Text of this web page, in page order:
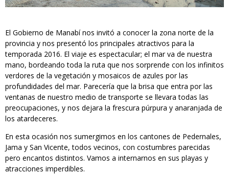
El Gobierno de Manabí nos invitó a conocer la zona norte de la
provincia y nos presentó los principales atractivos para la
temporada 2016. El viaje es espectacular; el mar va de nuestra
mano, bordeando toda la ruta que nos sorprende con los infinitos
verdores de la vegetación y mosaicos de azules por las
profundidades del mar. Parecería que la brisa que entra por las
ventanas de nuestro medio de transporte se llevara todas las
preocupaciones, y nos dejara la frescura púrpura y anaranjada de
los atardeceres.
En esta ocasión nos sumergimos en los cantones de Pedernales,
Jama y San Vicente, todos vecinos, con costumbres parecidas
pero encantos distintos. Vamos a internarnos en sus playas y
atracciones imperdibles.